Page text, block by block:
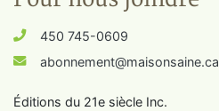
450 745-0609
abonnement@maisonsaine.ca
Éditions du 21e siècle Inc.